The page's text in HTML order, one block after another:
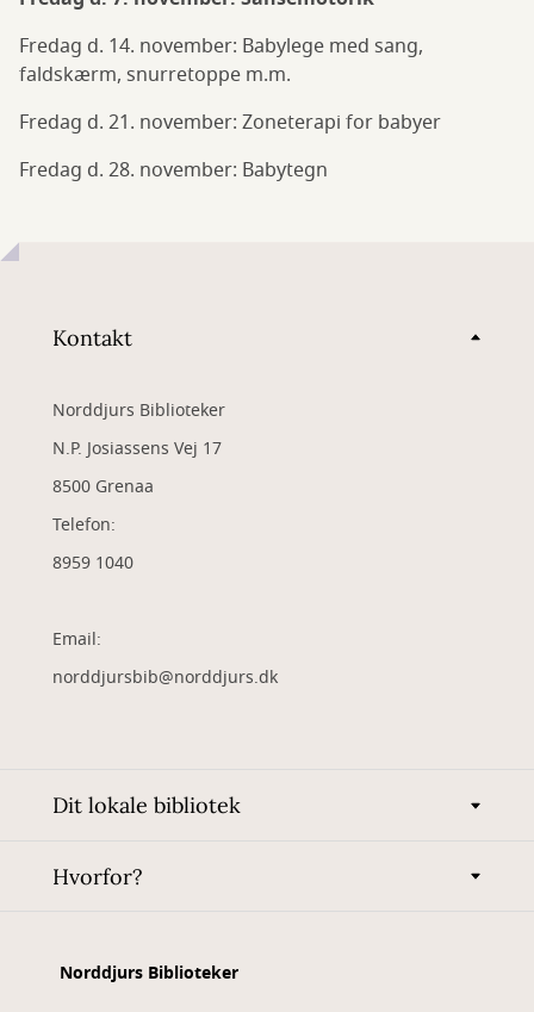
Fredag d. 14. november: Babylege med sang,
faldskærm, snurretoppe m.m.
Fredag d. 21. november: Zoneterapi for babyer
Fredag d. 28. november: Babytegn
Kontakt
Norddjurs Biblioteker
N.P. Josiassens Vej 17
8500 Grenaa
Telefon:
8959 1040
Email:
norddjursbib@norddjurs.dk
Dit lokale bibliotek
Hvorfor?
Norddjurs Biblioteker